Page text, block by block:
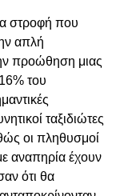
στροφή που
απλή
προώθηση μιας
του
ταξιδιώτες
οι πληθυσμοί
αναπηρία έχουν
ότι θα